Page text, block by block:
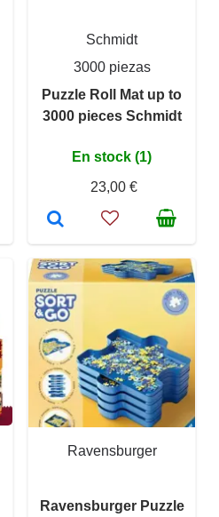
Schmidt
3000 piezas
Puzzle Roll Mat up to
3000 pieces Schmidt
En stock (1)
23,00 €
Ravensburger
Ravensburger Puzzle